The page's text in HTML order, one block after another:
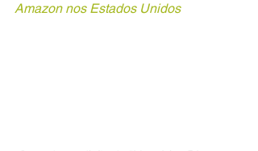
Amazon nos Estados Unidos